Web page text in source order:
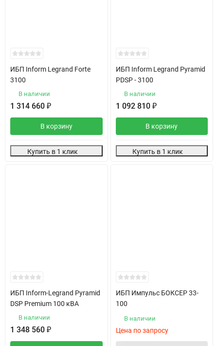
ИБП Inform Legrand Forte
3100
В наличии
1 314 660 ₽
В корзину
Купить в 1 клик
ИБП Inform Legrand Pyramid
PDSP - 3100
В наличии
1 092 810 ₽
В корзину
Купить в 1 клик
ИБП Inform-Legrand Pyramid
DSP Premium 100 кВА
В наличии
1 348 560 ₽
ИБП Импульс БОКСЕР 33-
100
В наличии
Цена по запросу